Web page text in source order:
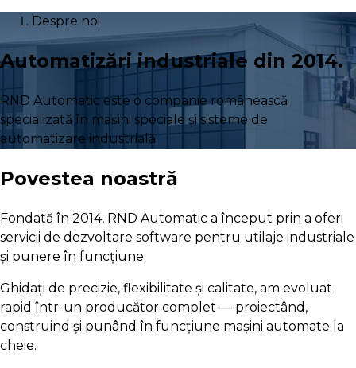
Despre noi
Automatizări industriale din 2014.
RND Automatic este o companie românească
specializată în mașini speciale și sisteme de
automatizare industrială
Povestea noastră
Fondată în 2014, RND Automatic a început prin a oferi
servicii de dezvoltare software pentru utilaje industriale
și punere în funcțiune.
Ghidați de precizie, flexibilitate și calitate, am evoluat
rapid într-un producător complet — proiectând,
construind și punând în funcțiune mașini automate la
cheie.